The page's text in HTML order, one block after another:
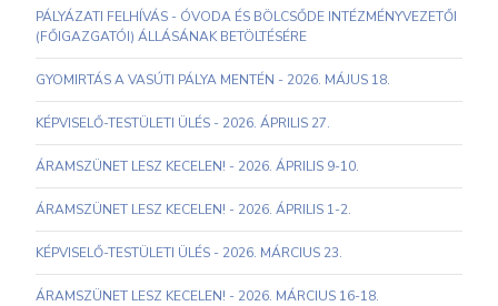
PÁLYÁZATI FELHÍVÁS - ÓVODA ÉS BÖLCSŐDE INTÉZMÉNYVEZETŐI
(FŐIGAZGATÓI) ÁLLÁSÁNAK BETÖLTÉSÉRE
GYOMIRTÁS A VASÚTI PÁLYA MENTÉN - 2026. MÁJUS 18.
KÉPVISELŐ-TESTÜLETI ÜLÉS - 2026. ÁPRILIS 27.
ÁRAMSZÜNET LESZ KECELEN! - 2026. ÁPRILIS 9-10.
ÁRAMSZÜNET LESZ KECELEN! - 2026. ÁPRILIS 1-2.
KÉPVISELŐ-TESTÜLETI ÜLÉS - 2026. MÁRCIUS 23.
ÁRAMSZÜNET LESZ KECELEN! - 2026. MÁRCIUS 16-18.